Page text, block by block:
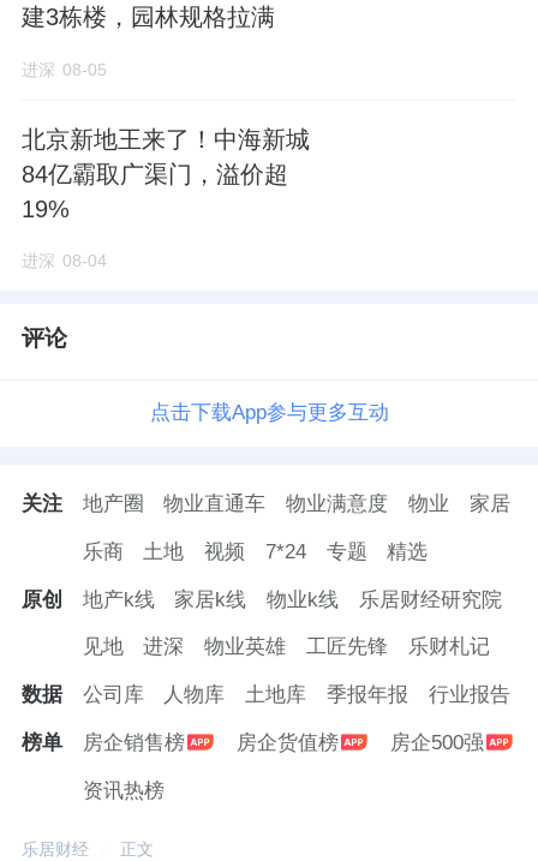
建3栋楼，园林规格拉满
进深 08-05
北京新地王来了！中海新城
84亿霸取广渠门，溢价超
19%
进深 08-04
评论
点击下载App参与更多互动
关注 地产圈 物业直通车 物业满意度 物业 家居
乐商 土地 视频 7*24 专题 精选
原创 地产k线 家居k线 物业k线 乐居财经研究院
见地 进深 物业英雄 工匠先锋 乐财札记
数据 公司库 人物库 土地库 季报年报 行业报告
榜单 房企销售榜 房企货值榜 房企500强
资讯热榜
乐居财经 正文